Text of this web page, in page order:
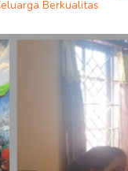
Berkualitas